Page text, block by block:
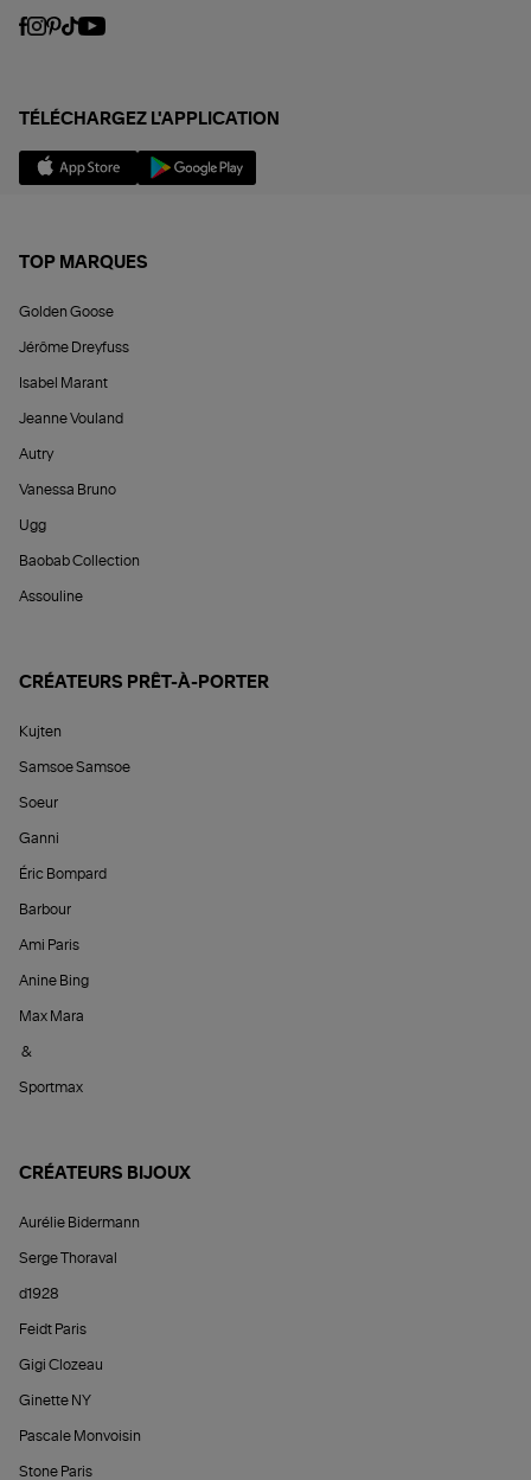
TÉLÉCHARGEZ L'APPLICATION
TOP MARQUES
Golden Goose
Jérôme Dreyfuss
Isabel Marant
Jeanne Vouland
Autry
Vanessa Bruno
Ugg
Baobab Collection
Assouline
CRÉATEURS PRÊT-À-PORTER
Kujten
Samsoe Samsoe
Soeur
Ganni
Éric Bompard
Barbour
Ami Paris
Anine Bing
Max Mara
&
Sportmax
CRÉATEURS BIJOUX
Aurélie Bidermann
Serge Thoraval
d1928
Feidt Paris
Gigi Clozeau
Ginette NY
Pascale Monvoisin
Stone Paris